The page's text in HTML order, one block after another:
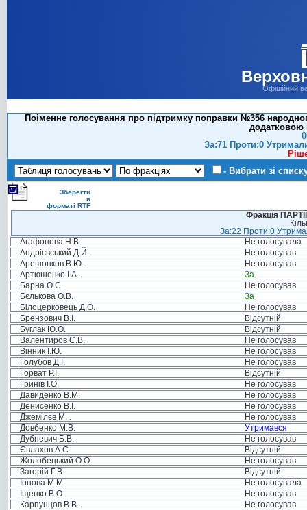
Офіційний
Поіменне голосування про підтримку поправки №356
додатковою
За:71 Проти:0
- Вибрати зі
Зберегти
в
форматі RTF
Фракція
За:22 Проти:0
Агафонова Н.В.
Не голосувала
Андрієвський Д.Й.
Не голосував
Арешонков В.Ю.
Не голосував
Артюшенко І.А.
За
Барна О.С.
Не голосував
Бєлькова О.В.
За
Білоцерковець Д.О.
Не голосував
Брензович В.І.
Відсутній
Буглак Ю.О.
Відсутній
Валентиров С.В.
Не голосував
Вінник І.Ю.
Не голосував
Голубов Д.І.
Не голосував
Горват Р.І.
Відсутній
Гринів І.О.
Не голосував
Давиденко В.М.
Не голосував
Денисенко В.І.
Не голосував
Джемілєв М. .
Не голосував
Довбенко М.В.
Утримався
Дубневич Б.В.
Не голосував
Євлахов А.С.
Відсутній
Жолобецький О.О.
Не голосував
Загорій Г.В.
Відсутній
Іонова М.М.
Не голосувала
Іщенко В.О.
Не голосував
Карпунцов В.В.
Не голосував